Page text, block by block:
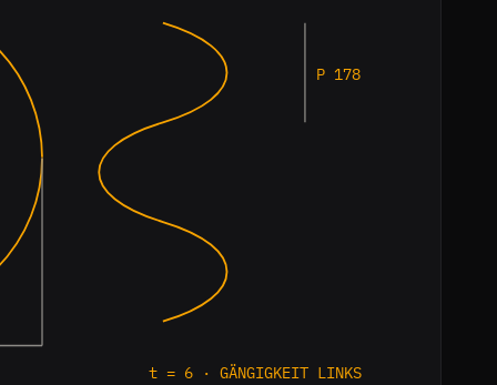
P 178
t = 6 · GÄNGIGKEIT LINKS